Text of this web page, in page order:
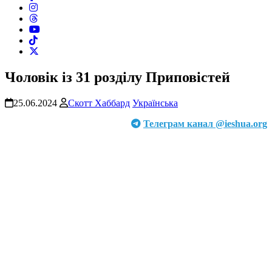
Чоловік із 31 розділу Приповістей
25.06.2024 Скотт Хаббард Українська
Телеграм канал @ieshua.org